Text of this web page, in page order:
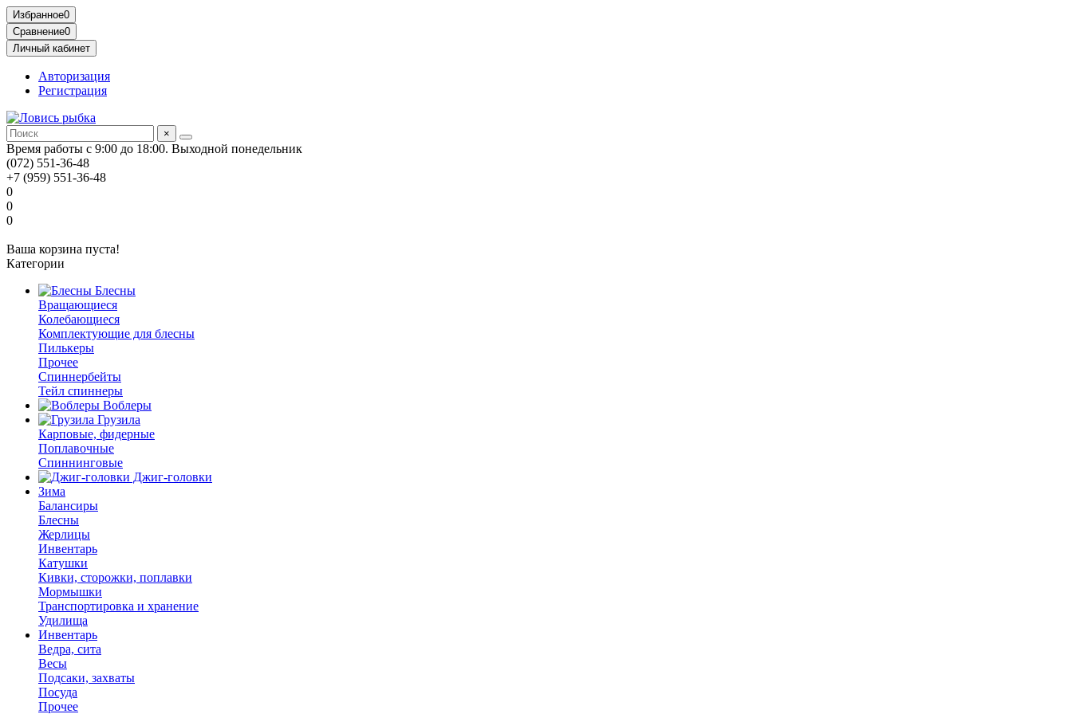
Избранное0
Сравнение0
Личный кабинет
Авторизация
Регистрация
×
Время работы с 9:00 до 18:00. Выходной понедельник
(072) 551-36-48
+7 (959) 551-36-48
0
0
0
Ваша корзина пуста!
Категории
Блесны
Вращающиеся
Колебающиеся
Комплектующие для блесны
Пилькеры
Прочее
Спиннербейты
Тейл спиннеры
Воблеры
Грузила
Карповые, фидерные
Поплавочные
Спиннинговые
Джиг-головки
Зима
Балансиры
Блесны
Жерлицы
Инвентарь
Катушки
Кивки, сторожки, поплавки
Мормышки
Транспортировка и хранение
Удилища
Инвентарь
Ведра, сита
Весы
Подсаки, захваты
Посуда
Прочее